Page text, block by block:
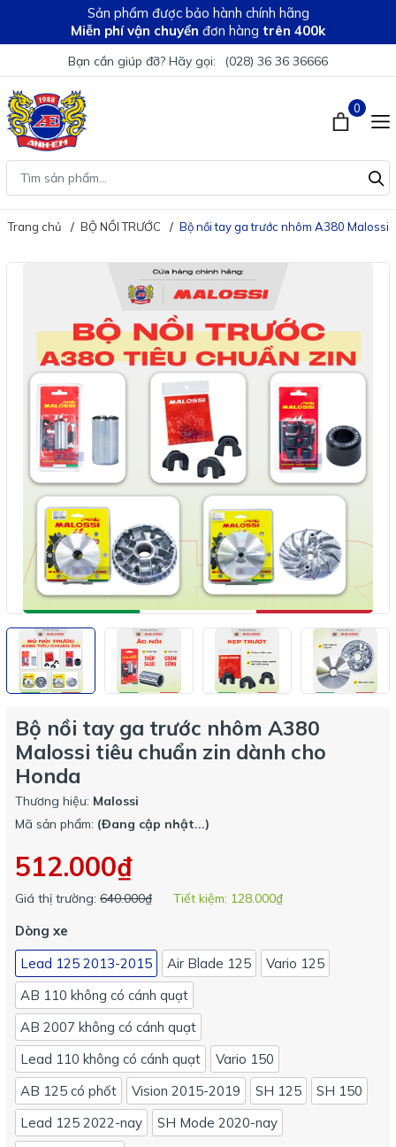
Sản phẩm được bảo hành chính hãng
Miễn phí vận chuyển đơn hàng trên 400k
Bạn cần giúp đỡ? Hãy gọi: (028) 36 36 36666
0
Trang chủ BỘ NỒI TRƯỚC Bộ nồi tay ga trước nhôm A380 Malossi
Bộ nồi tay ga trước nhôm A380
Malossi tiêu chuẩn zin dành cho
Honda
Thương hiệu: Malossi
Mã sản phẩm: (Đang cập nhật...)
512.000₫
Giá thị trường: 640.000₫ Tiết kiệm: 128.000₫
Dòng xe
Lead 125 2013-2015
Air Blade 125
Vario 125
AB 110 không có cánh quạt
AB 2007 không có cánh quạt
Lead 110 không có cánh quạt
Vario 150
AB 125 có phốt
Vision 2015-2019 SH 125
SH 150
Lead 125 2022-nay
SH Mode 2020-nay